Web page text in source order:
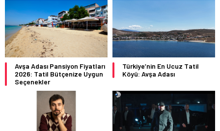
Avşa Adası Pansiyon Fiyatları
2026: Tatil Bütçenize Uygun
Seçenekler
Türkiye’nin En Ucuz Tatil
Köyü: Avşa Adası